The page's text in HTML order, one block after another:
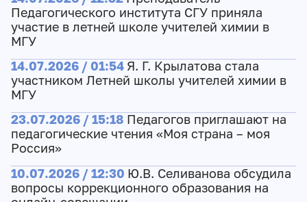
Педагогического института СГУ приняла
участие в летней школе учителей химии в
МГУ
14.07.2026 / 01:54 Я. Г. Крылатова стала
участником Летней школы учителей химии в
МГУ
23.07.2026 / 15:18 Педагогов приглашают на
педагогические чтения «Моя страна – моя
Россия»
10.07.2026 / 12:30 Ю.В. Селиванова обсудила
вопросы коррекционного образования на